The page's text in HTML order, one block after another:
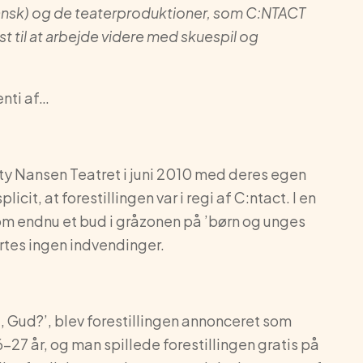
og de teaterproduktioner, som C:NTACT
til at arbejde videre med skuespil og
af…
Nansen Teatret i juni 2010 med deres egen
at forestillingen var i regi af C:ntact. I en
endnu et bud i gråzonen på ’børn og unges
ingen indvendinger.
blev forestillingen annonceret som
27 år, og man spillede forestillingen gratis på